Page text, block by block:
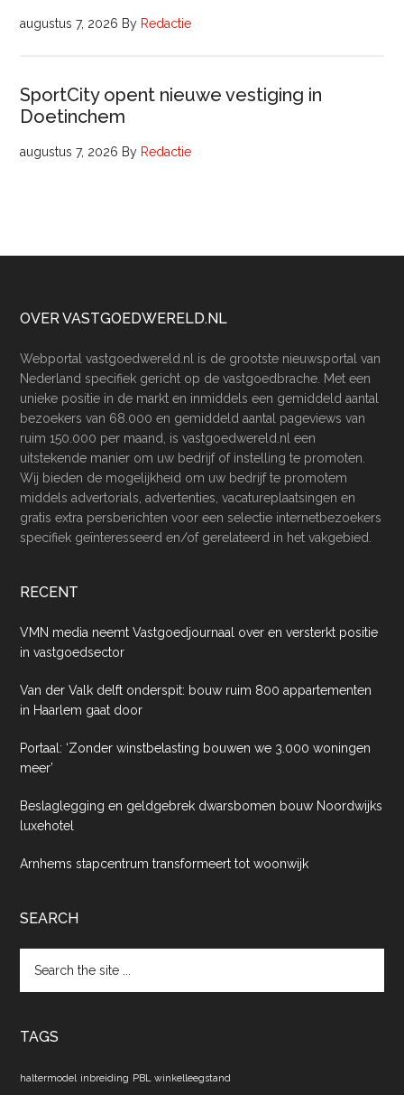
augustus 7, 2026 By Redactie
SportCity opent nieuwe vestiging in
Doetinchem
augustus 7, 2026 By Redactie
Footer
OVER VASTGOEDWERELD.NL
Webportal vastgoedwereld.nl is de grootste nieuwsportal van
Nederland specifiek gericht op de vastgoedbrache. Met een
unieke positie in de markt en inmiddels een gemiddeld aantal
bezoekers van 68.000 en gemiddeld aantal pageviews van
ruim 150.000 per maand, is vastgoedwereld.nl een
uitstekende manier om uw bedrijf of instelling te promoten.
Wij bieden de mogelijkheid om uw bedrijf te promotem
middels advertorials, advertenties, vacatureplaatsingen en
gratis extra persberichten voor een selectie internetbezoekers
specifiek geïnteresseerd en/of gerelateerd in het vakgebied.
RECENT
VMN media neemt Vastgoedjournaal over en versterkt positie
in vastgoedsector
Van der Valk delft onderspit: bouw ruim 800 appartementen
in Haarlem gaat door
Portaal: ‘Zonder winstbelasting bouwen we 3.000 woningen
meer’
Beslaglegging en geldgebrek dwarsbomen bouw Noordwijks
luxehotel
Arnhems stapcentrum transformeert tot woonwijk
SEARCH
the
TAGS
haltermodel inbreiding PBL winkelleegstand